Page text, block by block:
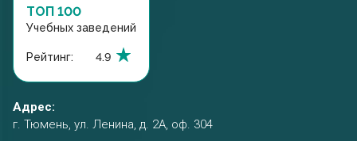
ТОП 100
Учебных заведений
Рейтинг: 4.9
Адрес:
г. Тюмень, ул. Ленина, д. 2А, оф. 304